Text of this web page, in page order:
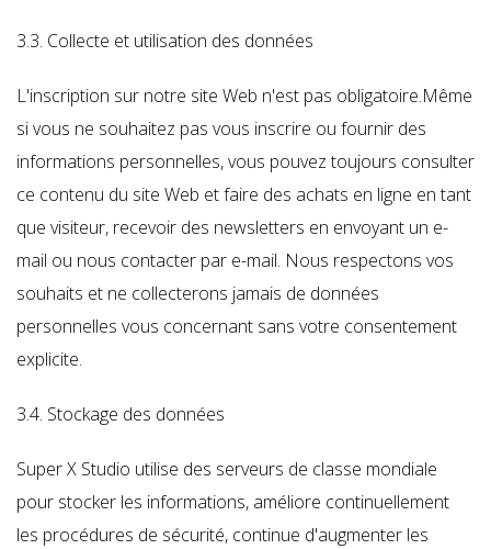
3.3. Collecte et utilisation des données
L'inscription sur notre site Web n'est pas obligatoire.Même
si vous ne souhaitez pas vous inscrire ou fournir des
informations personnelles, vous pouvez toujours consulter
ce contenu du site Web et faire des achats en ligne en tant
que visiteur, recevoir des newsletters en envoyant un e-
mail ou nous contacter par e-mail. Nous respectons vos
souhaits et ne collecterons jamais de données
personnelles vous concernant sans votre consentement
explicite.
3.4. Stockage des données
Super X Studio utilise des serveurs de classe mondiale
pour stocker les informations, améliore continuellement
les procédures de sécurité, continue d'augmenter les